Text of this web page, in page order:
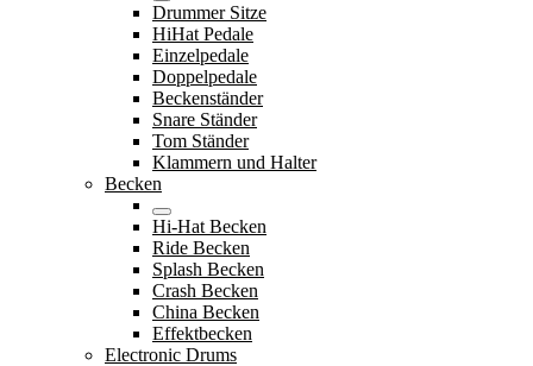
Drummer Sitze
HiHat Pedale
Einzelpedale
Doppelpedale
Beckenständer
Snare Ständer
Tom Ständer
Klammern und Halter
Becken
Hi-Hat Becken
Ride Becken
Splash Becken
Crash Becken
China Becken
Effektbecken
Electronic Drums